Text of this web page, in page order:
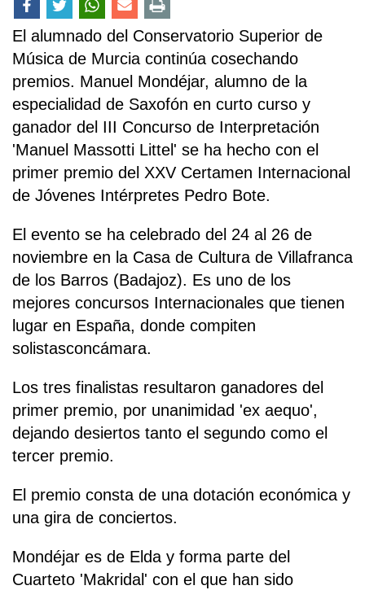
El alumnado del Conservatorio Superior de
Música de Murcia continúa cosechando
premios. Manuel Mondéjar, alumno de la
especialidad de Saxofón en curto curso y
ganador del III Concurso de Interpretación
'Manuel Massotti Littel' se ha hecho con el
primer premio del XXV Certamen Internacional
de Jóvenes Intérpretes Pedro Bote.
El evento se ha celebrado del 24 al 26 de
noviembre en la Casa de Cultura de Villafranca
de los Barros (Badajoz). Es uno de los
mejores concursos Internacionales que tienen
lugar en España, donde compiten
solistasconcámara.
Los tres finalistas resultaron ganadores del
primer premio, por unanimidad 'ex aequo',
dejando desiertos tanto el segundo como el
tercer premio.
El premio consta de una dotación económica y
una gira de conciertos.
Mondéjar es de Elda y forma parte del
Cuarteto 'Makridal' con el que han sido